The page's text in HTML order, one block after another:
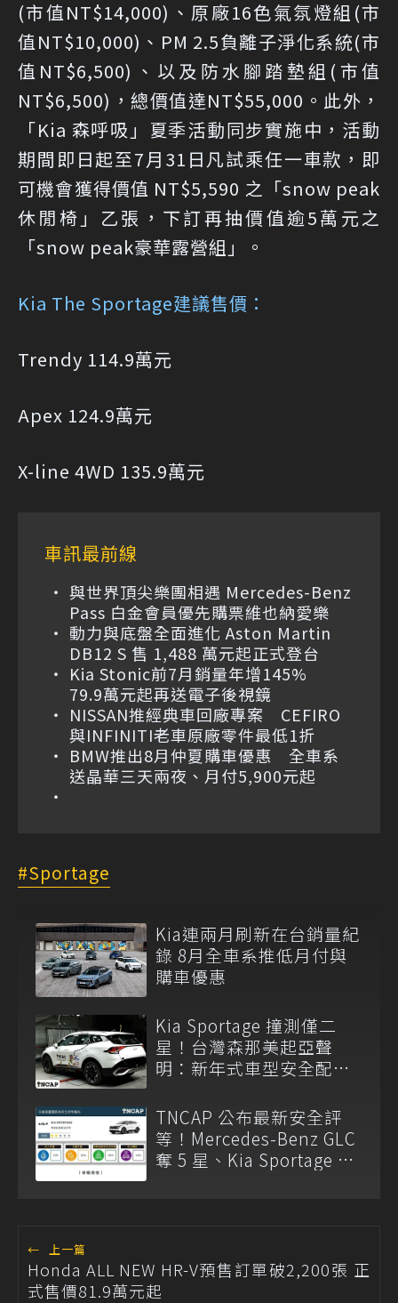
(市值NT$14,000)、原廠16色氣氛燈組(市
值NT$10,000)、PM 2.5負離子淨化系統(市
值NT$6,500)、以及防水腳踏墊組(市值
NT$6,500)，總價值達NT$55,000。此外，
「Kia 森呼吸」夏季活動同步實施中，活動
期間即日起至7月31日凡試乘任一車款，即
可機會獲得價值 NT$5,590 之「snow peak
休閒椅」乙張，下訂再抽價值逾5萬元之
「snow peak豪華露營組」。
Kia The Sportage建議售價：
Trendy 114.9萬元
Apex 124.9萬元
X-line 4WD 135.9萬元
車訊最前線
與世界頂尖樂團相遇 Mercedes-Benz
Pass 白金會員優先購票維也納愛樂
動力與底盤全面進化 Aston Martin
DB12 S 售 1,488 萬元起正式登台
Kia Stonic前7月銷量年增145%
79.9萬元起再送電子後視鏡
NISSAN推經典車回廠專案 CEFIRO
與INFINITI老車原廠零件最低1折
BMW推出8月仲夏購車優惠 全車系
送晶華三天兩夜、月付5,900元起
Sportage
Kia連兩月刷新在台銷量紀
錄 8月全車系推低月付與
購車優惠
Kia Sportage 撞測僅二
星！台灣森那美起亞聲
明：新年式車型安全配備
TNCAP 公布最新安全評
等！Mercedes-Benz GLC
奪 5 星、Kia Sportage 僅
← 上一篇
Honda ALL NEW HR-V預售訂單破2,200張 正
式售價81.9萬元起